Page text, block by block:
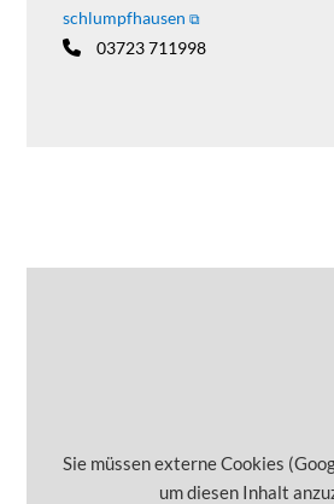
schlumpfhausen
03723 711998
Sie müssen externe Cookies
um diesen Inhalt